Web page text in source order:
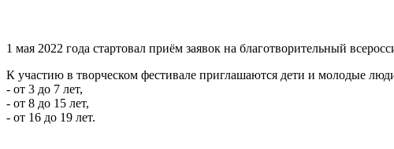
1 мая 2022 года стартовал приём заявок на благотворительный
К участию в творческом фестивале приглашаются дети и молодые
- от 3 до 7 лет,
- от 8 до 15 лет,
- от 16 до 19 лет.